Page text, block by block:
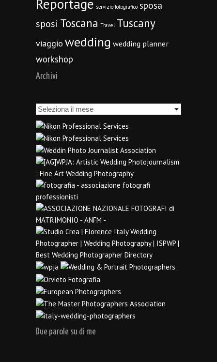
Reportage servizio fotografico sposa
sposi Toscana Travel Tuscany
viaggio wedding wedding planner
workshop
Archivi
Archivi
Due parole su di me